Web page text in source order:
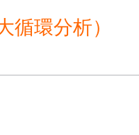
環分析）